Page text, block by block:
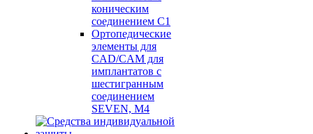
коническим
соединением С1
Ортопедические
элементы для
CAD/CAM для
имплантатов с
шестигранным
соединением
SEVEN, М4